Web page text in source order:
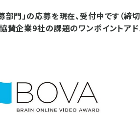
部門」の応募を現在、受付中です（締
賛企業9社の課題のワンポイントア